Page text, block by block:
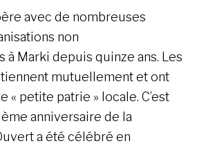
avec de nombreuses
non
à Marki depuis quinze ans. Les
mutuellement et ont
« petite patrie » locale. C’est
anniversaire de la
a été célébré en